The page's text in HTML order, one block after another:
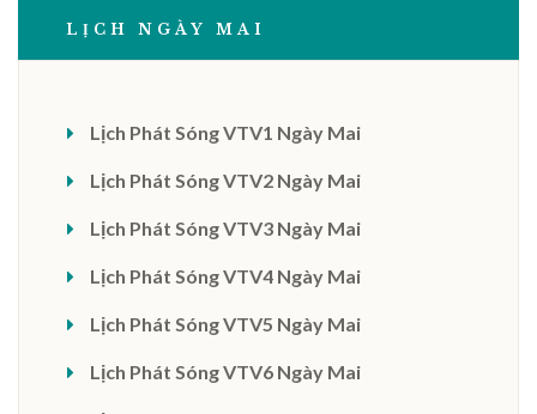
LỊCH NGÀY MAI
Lịch Phát Sóng VTV1 Ngày Mai
Lịch Phát Sóng VTV2 Ngày Mai
Lịch Phát Sóng VTV3 Ngày Mai
Lịch Phát Sóng VTV4 Ngày Mai
Lịch Phát Sóng VTV5 Ngày Mai
Lịch Phát Sóng VTV6 Ngày Mai